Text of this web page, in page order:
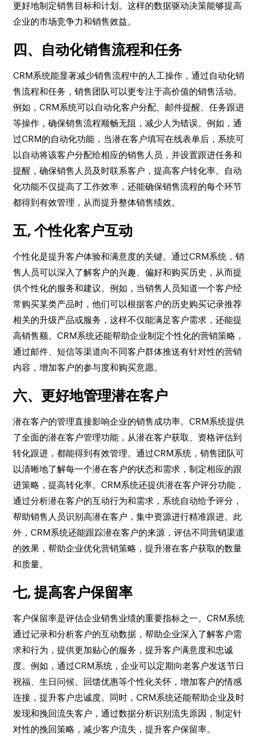
更好地制定销售目标和计划。这样的数据驱动决策能够提高
企业的市场竞争力和销售效益。
四、自动化销售流程和任务
CRM系统能显著减少销售流程中的人工操作，通过自动化销
售流程和任务，销售团队可以更专注于高价值的销售活动。
例如，CRM系统可以自动化客户分配、邮件提醒、任务跟进
等操作，确保销售流程顺畅无阻，减少人为错误。例如，通
过CRM的自动化功能，当潜在客户填写在线表单后，系统可
以自动将该客户分配给相应的销售人员，并设置跟进任务和
提醒，确保销售人员及时联系客户，提高客户转化率。自动
化功能不仅提高了工作效率，还能确保销售流程的每个环节
都得到有效管理，从而提升整体销售绩效。
五, 个性化客户互动
个性化是提升客户体验和满意度的关键。通过CRM系统，销
售人员可以深入了解客户的兴趣、偏好和购买历史，从而提
供个性化的服务和建议。例如，当销售人员知道一个客户经
常购买某类产品时，他们可以根据客户的历史购买记录推荐
相关的升级产品或服务，这样不仅能满足客户需求，还能提
高销售额。CRM系统还能帮助企业制定个性化的营销策略，
通过邮件、短信等渠道向不同客户群体推送有针对性的营销
内容，增加客户的参与度和购买意愿。
六、更好地管理潜在客户
潜在客户的管理直接影响企业的销售成功率。CRM系统提供
了全面的潜在客户管理功能，从潜在客户获取、资格评估到
转化跟进，都能得到有效管理。通过CRM系统，销售团队可
以清晰地了解每一个潜在客户的状态和需求，制定相应的跟
进策略，提高转化率。CRM系统还提供潜在客户评分功能，
通过分析潜在客户的互动行为和需求，系统自动给予评分，
帮助销售人员识别高潜在客户，集中资源进行精准跟进。此
外，CRM系统还能跟踪潜在客户的来源，评估不同营销渠道
的效果，帮助企业优化营销策略，提升潜在客户获取的数量
和质量。
七, 提高客户保留率
客户保留率是评估企业销售业绩的重要指标之一。CRM系统
通过记录和分析客户的互动数据，帮助企业深入了解客户需
求和行为，提供更加贴心的服务，提升客户满意度和忠诚
度。例如，通过CRM系统，企业可以定期向老客户发送节日
祝福、生日问候、回馈优惠等个性化关怀，增加客户的情感
连接，提升客户忠诚度。同时，CRM系统还能帮助企业及时
发现和挽回流失客户，通过数据分析识别流失原因，制定针
对性的挽回策略，减少客户流失，提升客户保留率。